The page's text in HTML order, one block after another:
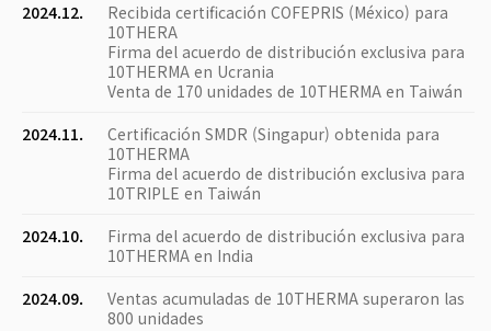
2024.12.
Recibida certificación COFEPRIS (México) para
10THERA
Firma del acuerdo de distribución exclusiva para
10THERMA en Ucrania
Venta de 170 unidades de 10THERMA en Taiwán
2024.11.
Certificación SMDR (Singapur) obtenida para
10THERMA
Firma del acuerdo de distribución exclusiva para
10TRIPLE en Taiwán
2024.10.
Firma del acuerdo de distribución exclusiva para
10THERMA en India
2024.09.
Ventas acumuladas de 10THERMA superaron las
800 unidades